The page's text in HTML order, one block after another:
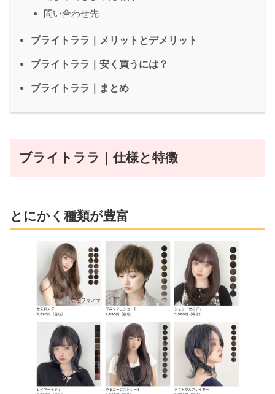
問い合わせ先
ブライトララ｜メリットとデメリット
ブライトララ｜安く買うには？
ブライトララ｜まとめ
ブライトララ｜仕様と特徴
とにかく種類が豊富